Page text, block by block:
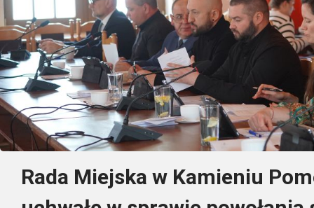
Rada Miejska w Kamieniu